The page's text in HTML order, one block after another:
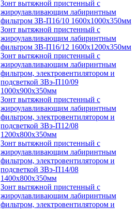
Зонт вытяжной пристенный с
жироулавливающим лабиринтным
фильтром ЗВ-П16/10 1600х1000х350мм
Зонт вытяжной пристенный с
жироулавливающим лабиринтным
фильтром ЗВ-П16/12 1600х1200х350мм
Зонт вытяжной пристенный с
жироулавливающим лабиринтным
фильтром, электровентилятором и
подсветкой ЗВэ-П10/09
1000х900х350мм
Зонт вытяжной пристенный с
жироулавливающим лабиринтным
фильтром, электровентилятором и
подсветкой ЗВэ-П12/08
1200х800х350мм
Зонт вытяжной пристенный с
жироулавливающим лабиринтным
фильтром, электровентилятором и
подсветкой ЗВэ-П14/08
1400х800х350мм
Зонт вытяжной пристенный с
жироулавливающим лабиринтным
фильтром, электровентилятором и